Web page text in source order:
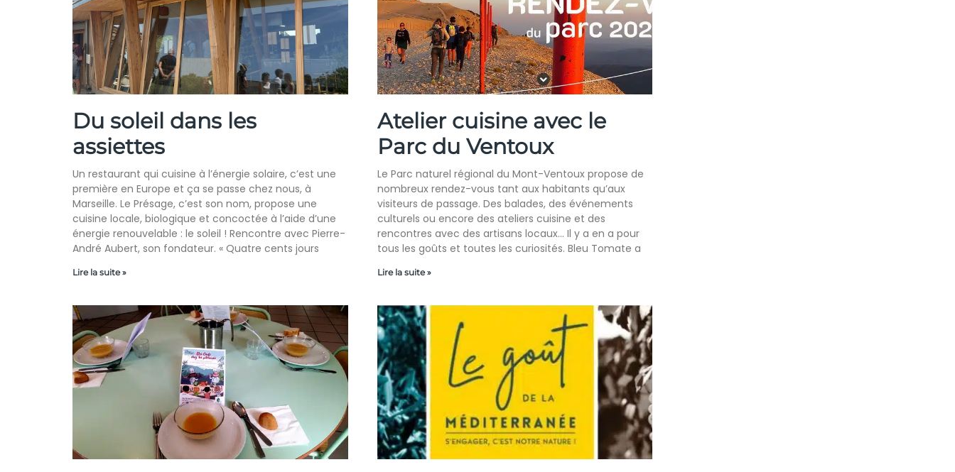
Du soleil dans les
assiettes
Un restaurant qui cuisine à l’énergie solaire, c’est une
première en Europe et ça se passe chez nous, à
Marseille. Le Présage, c’est son nom, propose une
cuisine locale, biologique et concoctée à l’aide d’une
énergie renouvelable : le soleil ! Rencontre avec Pierre-
André Aubert, son fondateur. « Quatre cents jours
Lire la suite »
Atelier cuisine avec le
Parc du Ventoux
Le Parc naturel régional du Mont-Ventoux propose de
nombreux rendez-vous tant aux habitants qu’aux
visiteurs de passage. Des balades, des événements
culturels ou encore des ateliers cuisine et des
rencontres avec des artisans locaux… Il y a en a pour
tous les goûts et toutes les curiosités. Bleu Tomate a
Lire la suite »